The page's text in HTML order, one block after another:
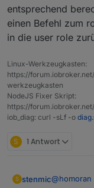
entsprechend
einen Befehl zum
in die user role
Linux-Werkzeugkasten:
https://
werkzeugkasten
NodeJS Fixer Skript:
https://
iob_diag: curl -sLf -o
S 1 Antwort
S stenmic@homoran